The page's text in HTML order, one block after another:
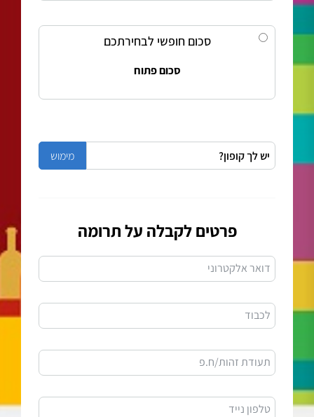
סכום חופשי לבחירתכם
סכום פתוח
פרטים לקבלה על תרומה
דואר אלקטרוני
לכבוד
תעודת זהות/ח.פ
טלפון נייד